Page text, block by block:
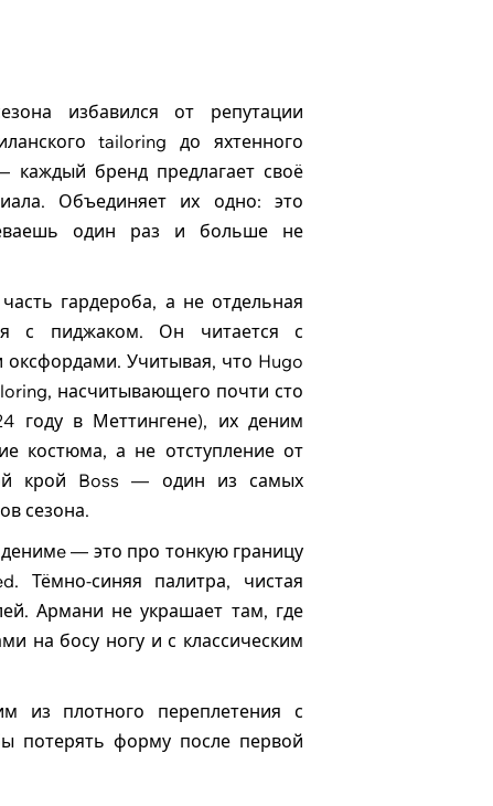
избавился от репутации
tailoring до яхтенного
каждый бренд предлагает своё
Объединяет их одно: это
один раз и больше не
гардероба, а не отдельная
с пиджаком. Он читается с
Учитывая, что Hugo
насчитывающего почти сто
году в Меттингене), их деним
костюма, а не отступление от
крой Boss — один из самых
сезона.
— это про тонкую границу
Тёмно-синяя палитра, чистая
Армани не украшает там, где
на босу ногу и с классическим
из плотного переплетения с
потерять форму после первой